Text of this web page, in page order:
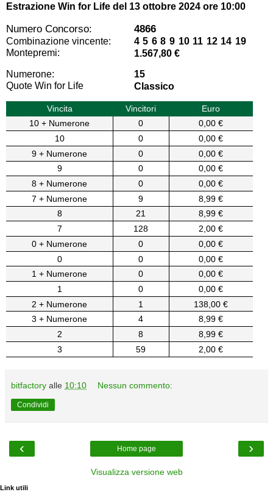
Estrazione Win for Life del 13 ottobre 2024 ore 10:00
Numero Concorso: 4866
Combinazione vincente:
4 5 6 8 9 10 11 12 14 19
Montepremi:
1.567,80 €
Numerone:
15
Quote Win for Life
Classico
Vincita Vincitori
Euro
10 + Numerone
0
0,00 €
10
0
0,00 €
9 + Numerone
0
0,00 €
9
0
0,00 €
8 + Numerone
0
0,00 €
7 + Numerone
9
8,99 €
8
21
8,99 €
7
128
2,00 €
0 + Numerone
0
0,00 €
0
0
0,00 €
1 + Numerone
0
0,00 €
1
0
0,00 €
2 + Numerone
1
138,00 €
3 + Numerone
4
8,99 €
2
8
8,99 €
3
59 2,00 €
bitfactory alle 10:10 Nessun commento:
Condividi
‹ ›
Home page
Visualizza versione web
Link utili